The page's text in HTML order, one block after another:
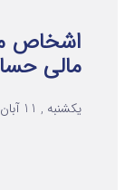
اشخاص
مالی
یکشنبه , 11 آبان 1404